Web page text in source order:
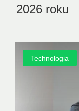
2026 roku
Technologia